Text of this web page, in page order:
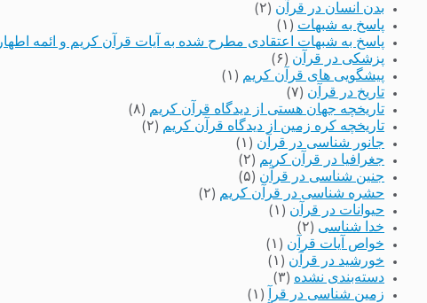
بدن انسان در قرآن (۲)
پاسخ به شبهات (۱)
پاسخ به شبهات اعتقادی مطرح شده به آیات قرآن کریم و ائمه اطهار
پزشکی در قرآن (۶)
پیشگویی های قرآن کریم (۱)
تاریخ در قرآن (۷)
تاریخچه جهان هستی از دیدگاه قرآن کریم (۸)
تاریخچه کره زمین از دیدگاه قرآن کریم (۲)
جانور شناسی در قرآن (۱)
جغرافیا در قرآن کریم (۲)
جنین شناسی در قرآن (۵)
حشره شناسی در قرآن کریم (۲)
حیوانات در قرآن (۱)
خدا شناسی (۲)
خواص آیات قرآن (۱)
خورشید در قرآن (۱)
دسته‌بندی نشده (۳)
زمین شناسی در قرآ
(۱)